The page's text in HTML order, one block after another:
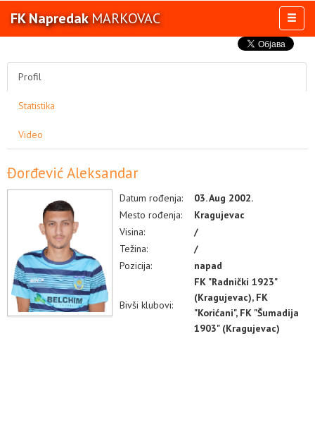
FK NapredakMARKOVAC
KLUB
OSTALE SELEKCIJE
MULTIMEDIJA
Profil
Statistika
Video
Đorđević Aleksandar
Datum rođenja:
03. Aug 2002.
Mesto rođenja:
Kragujevac
Visina:
/
Težina:
/
Pozicija:
napad
Bivši klubovi:
FK "Radnički 1923"
(Kragujevac), FK
"Korićani", FK "Šumadija
1903" (Kragujevac)